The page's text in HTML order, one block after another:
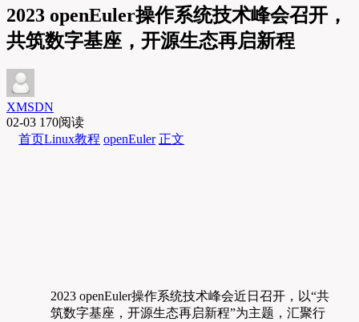
2023 openEuler操作系统技术峰会召开，
共筑数字基座，开源生态再启新程
XMSDN
02-03 170阅读
首页Linux教程 openEuler 正文
2023 openEuler操作系统技术峰会近日召开，以“共
筑数字基座，开源生态再启新程”为主题，汇聚行